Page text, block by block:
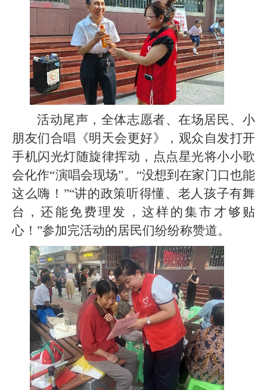
活动尾声，全体志愿者、在场居民、小
朋友们合唱《明天会更好》，观众自发打开
手机闪光灯随旋律挥动，点点星光将小小歌
会化作“演唱会现场”。“没想到在家门口也能
这么嗨！”“讲的政策听得懂、老人孩子有舞
台，还能免费理发，这样的集市才够贴
心！”参加完活动的居民们纷纷称赞道。